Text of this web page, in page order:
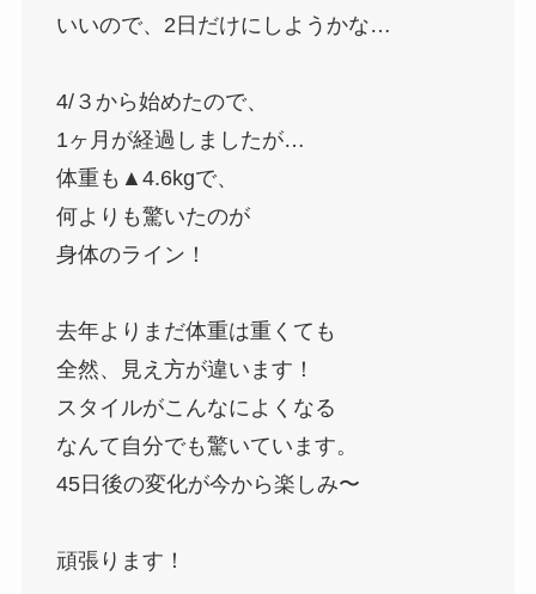
いいので、2日だけにしようかな…
4/３から始めたので、
1ヶ月が経過しましたが…
体重も▲4.6kgで、
何よりも驚いたのが
身体のライン！
去年よりまだ体重は重くても
全然、見え方が違います！
スタイルがこんなによくなる
なんて自分でも驚いています。
45日後の変化が今から楽しみ〜
頑張ります！